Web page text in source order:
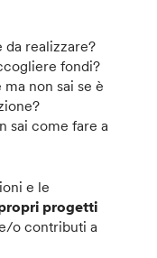
da realizzare?
fondi?
non sai se è
sai come fare a
e le
progetti
o contributi a